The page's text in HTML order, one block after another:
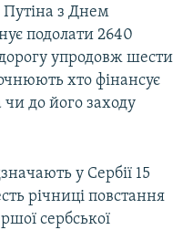
Путіна з Днем
подолати 2640
дорогу упродовж шести
хто фінансує
чи до його заходу
у Сербії 15
річниці повстання
сербської